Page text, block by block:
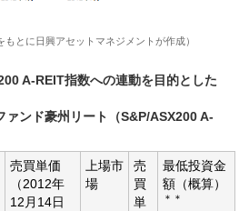
もとに日興アセットマネジメントが作成）
A-REIT指数への連動を目的とした
ァンド豪州リート（S&P/ASX200 A-
売買単価
（2012年
12月14日
上場市
場
売
買
単
最低投資金
額（概算）
＊＊